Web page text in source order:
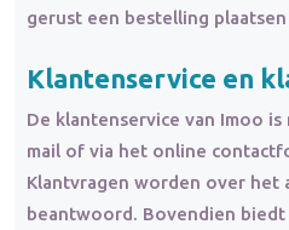
gerust een bestelling
Klantenservice en
De klantenservice van Imoo
mail of via het online
Klantvragen worden over het
beantwoord. Bovendien